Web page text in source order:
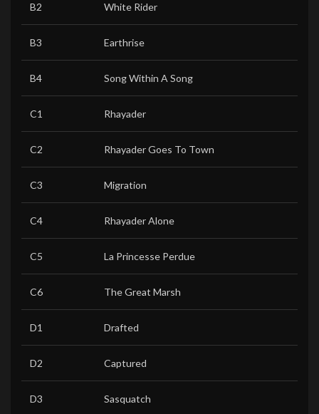
B2 White Rider
B3 Earthrise
B4 Song Within A Song
C1 Rhayader
C2 Rhayader Goes To Town
C3 Migration
C4 Rhayader Alone
C5 La Princesse Perdue
C6 The Great Marsh
D1 Drafted
D2 Captured
D3 Sasquatch